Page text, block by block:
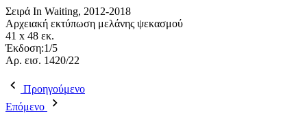
Σειρά In Waiting, 2012-2018
Αρχειακή εκτύπωση μελάνης ψεκασμού
41 x 48 εκ.
Έκδοση:1/5
Αρ. εισ. 1420/22
Προηγούμενο
Επόμενο